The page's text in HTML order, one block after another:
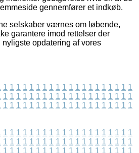
gennemfører et indkøb.
selskaber værnes om løbende,
garantere imod rettelser der
opdatering af vores
1 1 1 1 1 1 1 1 1 1 1 1 1 1 1 1 1 1 1 1
1 1 1 1 1 1 1 1 1 1 1 1 1 1 1 1 1 1 1 1
1 1 1 1 1 1 1 1 1 1 1 1 1 1 1 1 1 1 1 1
1 1 1 1 1 1 1 1 1 1 1 1 1 1 1 1 1 1 1 1
1 1 1 1 1 1 1 1 1 1 1 1 1 1 1 1 1 1 1 1
1 1 1 1 1 1 1 1 1 1 1 1 1 1 1 1 1 1 1 1